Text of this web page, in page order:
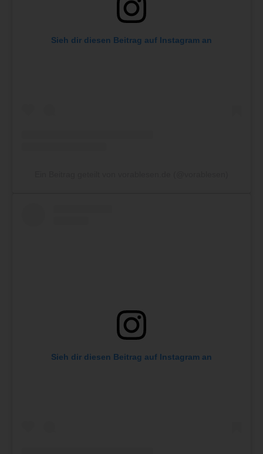
Sieh dir diesen Beitrag auf Instagram an
Sieh dir diesen Beitrag auf Instagram an